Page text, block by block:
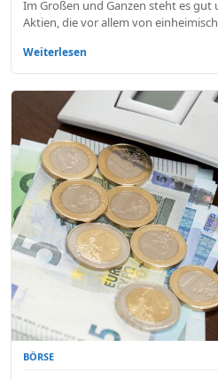
Im Großen und Ganzen steht es gut
Aktien, die vor allem von
Weiterlesen
BÖRSE